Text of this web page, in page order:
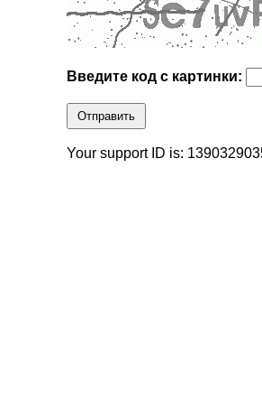
Введите код с картинки:
Отправить
Your support ID is: